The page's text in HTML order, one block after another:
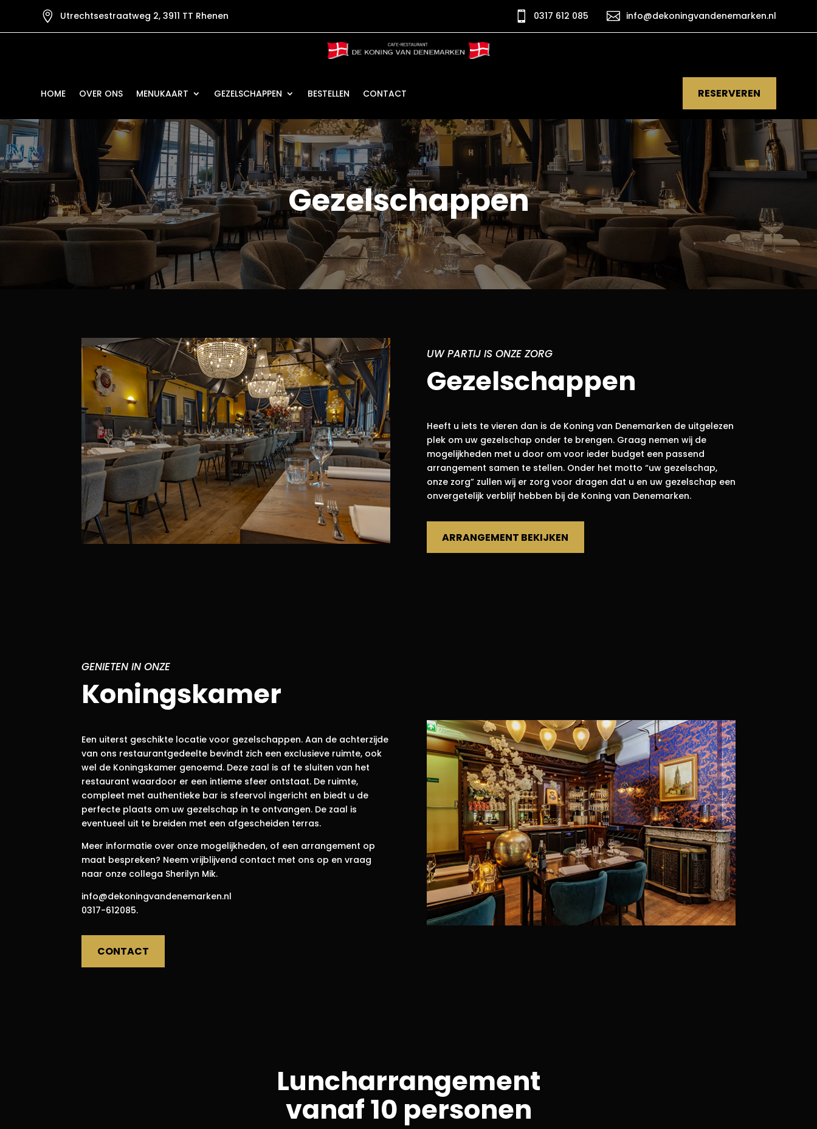
 Utrechtsestraatweg 2, 3911 TT Rhenen  0317 612 085  info@dekoningvandenemarken.nl
HOME OVER ONS MENUKAART GEZELSCHAPPEN BESTELLEN CONTACT RESERVEREN
Gezelschappen
UW PARTIJ IS ONZE ZORG
Gezelschappen
Heeft u iets te vieren dan is de Koning van Denemarken de uitgelezen
plek om uw gezelschap onder te brengen. Graag nemen wij de
mogelijkheden met u door om voor ieder budget een passend
arrangement samen te stellen. Onder het motto “uw gezelschap,
onze zorg” zullen wij er zorg voor dragen dat u en uw gezelschap een
onvergetelijk verblijf hebben bij de Koning van Denemarken.
ARRANGEMENT BEKIJKEN
GENIETEN IN ONZE
Koningskamer
Een uiterst geschikte locatie voor gezelschappen. Aan de achterzijde
van ons restaurantgedeelte bevindt zich een exclusieve ruimte, ook
wel de Koningskamer genoemd. Deze zaal is af te sluiten van het
restaurant waardoor er een intieme sfeer ontstaat. De ruimte,
compleet met authentieke bar is sfeervol ingericht en biedt u de
perfecte plaats om uw gezelschap in te ontvangen. De zaal is
eventueel uit te breiden met een afgescheiden terras.
Meer informatie over onze mogelijkheden, of een arrangement op
maat bespreken? Neem vrijblijvend contact met ons op en vraag
naar onze collega Sherilyn Mik.
info@dekoningvandenemarken.nl
0317-612085.
CONTACT
Luncharrangement
vanaf 10 personen